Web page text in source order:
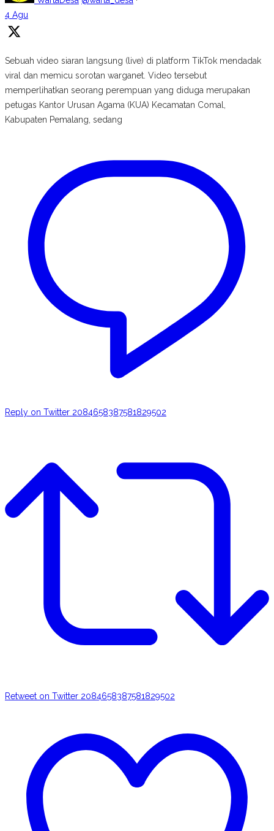
4 Agu
Sebuah video siaran langsung (live) di platform TikTok mendadak
viral dan memicu sorotan warganet. Video tersebut
memperlihatkan seorang perempuan yang diduga merupakan
petugas Kantor Urusan Agama (KUA) Kecamatan Comal,
Kabupaten Pemalang, sedang
Reply on Twitter 2084658387581829502
Retweet on Twitter 2084658387581829502